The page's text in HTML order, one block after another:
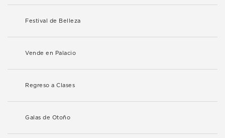
Festival de Belleza
Vende en Palacio
Regreso a Clases
Galas de Otoño